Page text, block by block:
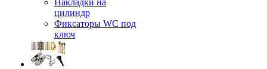
Накладки на
цилиндр
Фиксаторы WC под
ключ